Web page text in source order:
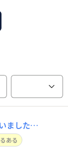
ました…
ある